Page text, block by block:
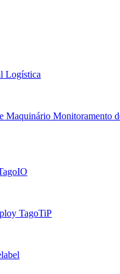
Logística
Maquinário Monitoramento
TagoTiP